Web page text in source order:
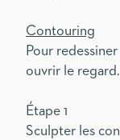
Contouring
Pour
ouvrir le regard.
Étape 1
Sculpter les